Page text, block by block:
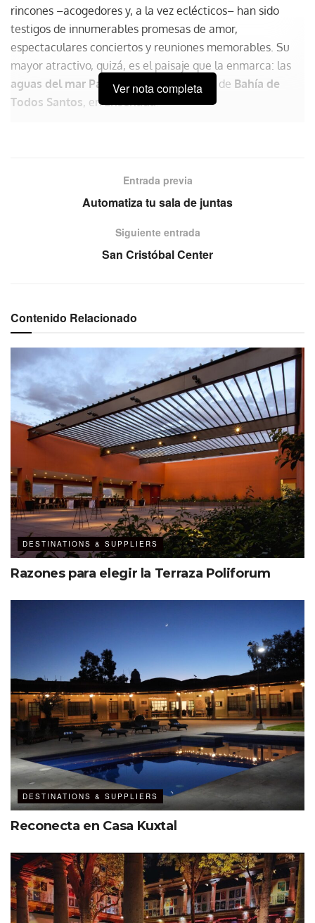
rincones –acogedores y, a la vez eclécticos– han sido
testigos de innumerables promesas de amor,
espectaculares conciertos y reuniones memorables. Su
mayor atractivo, quizá, es el paisaje que la enmarca: las
aguas del mar Pacíficoy los acantilados de Bahía de
Todos Santos, enEnsenada.
remodelada recientemente. La decoración, a cargo de
Martha Ramírez , destaca por los tonos terrosos en su
mobiliario, detalles de herrería y tapicería. Algunos
artículos que sobresalen son tapetes persas antiguos,
pinturas deAurelio Pescinay esculturas en bronce de
Heriberto Juárez.
A DETALLE
750 m²
5 suites (2 huéspedes por habitación)
7 patios
hecha a mano por artesanos michoacanos (de Cherán);
así como la chimenea de cobre –situada en la sala
principal de la casa–, llevada desdeSanta Clara del
Cobre,Michoacán.
Gracias a su versatilidad, espacios y dimensiones, este
venue se ha posicionado entre los predilectos para
celebrar bodas y eventos corporativos. Además, se ubica
a 10 minutos delValle de Guadalupey a 10 minutos de la
ciudad de Ensenada.
Ver nota completa
Entrada previa
Automatiza tu sala de juntas
Siguiente entrada
San Cristóbal Center
Contenido Relacionado
DESTINATIONS & SUPPLIERS
Razones para elegir la Terraza Poliforum
DESTINATIONS & SUPPLIERS
Reconecta en Casa Kuxtal